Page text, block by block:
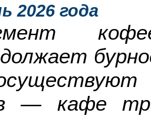
2026 года
— кафе